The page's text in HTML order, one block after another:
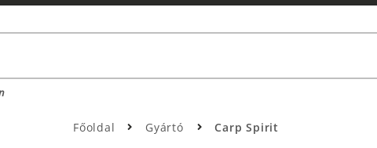
Főoldal Gyártó Carp Spirit